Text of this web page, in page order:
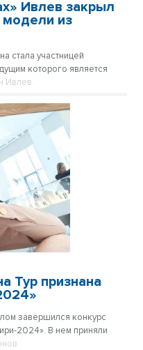
Ивлев закрыл
модели из
стала участницей
которого является
Ивлев.
Тур признана
завершился конкурс
2024». В нем приняли